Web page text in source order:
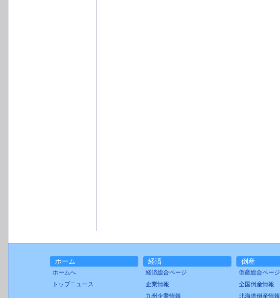
ホーム
ホームへ
トップニュース
経済
経済総合ページ
企業情報
九州企業情報
倒産
倒産総合ページ
全国倒産情報
北海道倒産情報